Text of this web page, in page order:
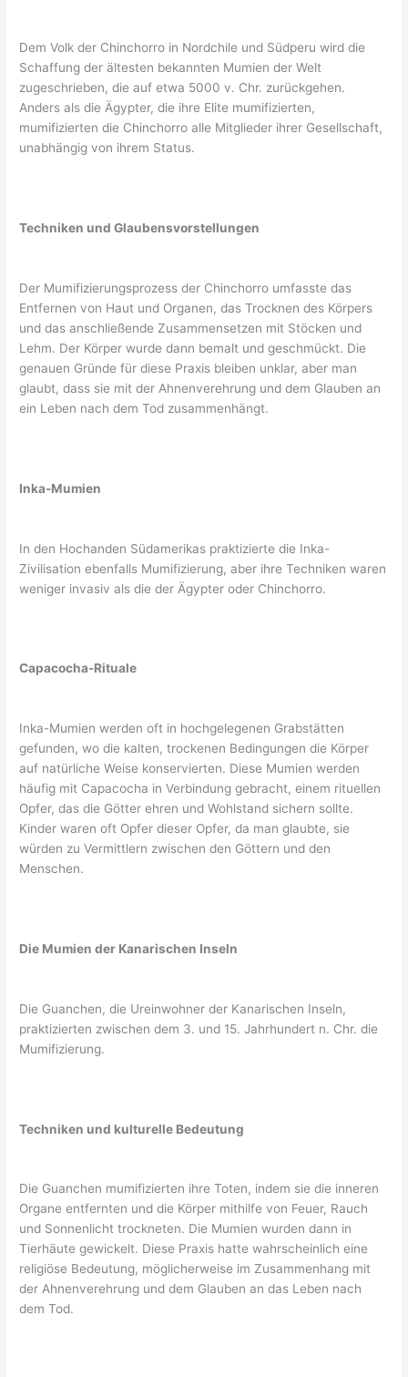
Dem Volk der Chinchorro in Nordchile und Südperu wird die
Schaffung der ältesten bekannten Mumien der Welt
zugeschrieben, die auf etwa 5000 v. Chr. zurückgehen.
Anders als die Ägypter, die ihre Elite mumifizierten,
mumifizierten die Chinchorro alle Mitglieder ihrer Gesellschaft,
unabhängig von ihrem Status.
Techniken und Glaubensvorstellungen
Der Mumifizierungsprozess der Chinchorro umfasste das
Entfernen von Haut und Organen, das Trocknen des Körpers
und das anschließende Zusammensetzen mit Stöcken und
Lehm. Der Körper wurde dann bemalt und geschmückt. Die
genauen Gründe für diese Praxis bleiben unklar, aber man
glaubt, dass sie mit der Ahnenverehrung und dem Glauben an
ein Leben nach dem Tod zusammenhängt.
Inka-Mumien
In den Hochanden Südamerikas praktizierte die Inka-
Zivilisation ebenfalls Mumifizierung, aber ihre Techniken waren
weniger invasiv als die der Ägypter oder Chinchorro.
Capacocha-Rituale
Inka-Mumien werden oft in hochgelegenen Grabstätten
gefunden, wo die kalten, trockenen Bedingungen die Körper
auf natürliche Weise konservierten. Diese Mumien werden
häufig mit Capacocha in Verbindung gebracht, einem rituellen
Opfer, das die Götter ehren und Wohlstand sichern sollte.
Kinder waren oft Opfer dieser Opfer, da man glaubte, sie
würden zu Vermittlern zwischen den Göttern und den
Menschen.
Die Mumien der Kanarischen Inseln
Die Guanchen, die Ureinwohner der Kanarischen Inseln,
praktizierten zwischen dem 3. und 15. Jahrhundert n. Chr. die
Mumifizierung.
Techniken und kulturelle Bedeutung
Die Guanchen mumifizierten ihre Toten, indem sie die inneren
Organe entfernten und die Körper mithilfe von Feuer, Rauch
und Sonnenlicht trockneten. Die Mumien wurden dann in
Tierhäute gewickelt. Diese Praxis hatte wahrscheinlich eine
religiöse Bedeutung, möglicherweise im Zusammenhang mit
der Ahnenverehrung und dem Glauben an das Leben nach
dem Tod.